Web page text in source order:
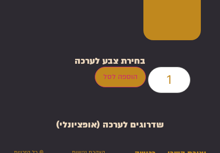
בחירת צבע לערכה
הוספה לסל
שדרוגים לערכה (אופציונלי)